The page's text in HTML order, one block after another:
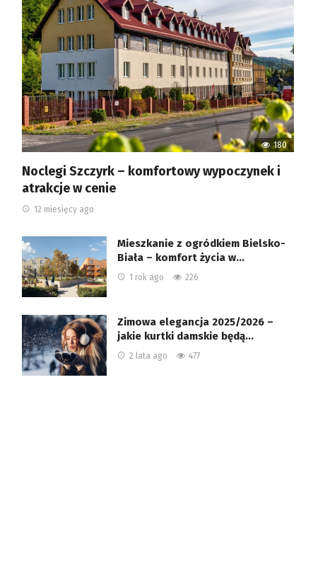
180
Noclegi Szczyrk – komfortowy wypoczynek i
atrakcje w cenie
12 miesięcy ago
Mieszkanie z ogródkiem Bielsko-
Biała – komfort życia w…
1 rok ago 226
Zimowa elegancja 2025/2026 –
jakie kurtki damskie będą…
2 lata ago 477